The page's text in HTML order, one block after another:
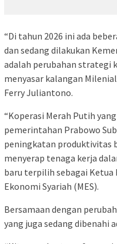
“Di tahun 2026 ini ada
dan sedang dilakukan
adalah perubahan strategi
menyasar kalangan
Ferry Juliantono.
“Koperasi Merah Putih
pemerintahan Prabowo
peningkatan produktivitas
menyerap tenaga kerja
baru terpilih sebagai Ketua
Ekonomi Syariah (MES).
Bersamaan dengan
yang juga sedang dibenahi